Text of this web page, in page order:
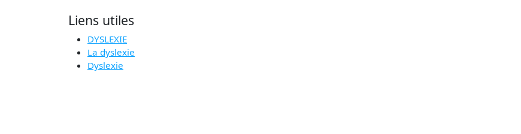
Liens utiles
DYSLEXIE
La dyslexie
Dyslexie